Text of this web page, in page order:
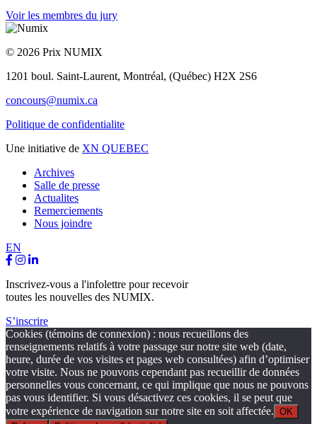
Voir les membres du jury
© 2026 Prix NUMIX
1201 boul. Saint-Laurent, Montréal, (Québec) H2X 2S6
concours@numix.ca
Politique de confidentialite
Une initiative de XN QUEBEC
Archives
Salle de presse
Actualites
Remerciements
Nous joindre
EN
Inscrivez-vous a l'infolettre pour recevoir
toutes les nouvelles des NUMIX.
S’inscrire
Cookies (témoins de connexion) : nous recueillons des
renseignements relatifs à votre passage sur notre site web (date,
heure, durée de vos visites et pages web consultées) afin d’optimiser
votre visite. Nous ne pouvons cependant pas recueillir de données
personnelles vous concernant, ce qui implique que nous ne pouvons
pas vous identifier. Si vous désactivez ces cookies, il se peut que
votre expérience de navigation sur notre site en soit affectée. OK